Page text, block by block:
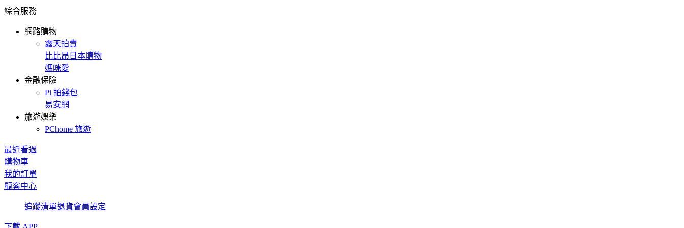
綜合服務
網路購物
露天拍賣
比比昂日本購物
媽咪愛
金融保險
Pi 拍錢包
易安網
旅遊娛樂
PChome 旅遊
最近看過
購物車
我的訂單
顧客中心
追蹤清單退貨會員設定